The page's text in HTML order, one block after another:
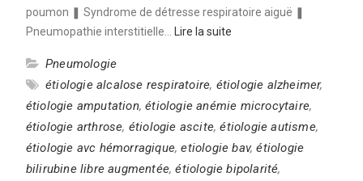
poumon ❚ Syndrome de détresse respiratoire aiguë ❚
Pneumopathie interstitielle…
Lire la suite
Pneumologie
étiologie alcalose respiratoire, étiologie alzheimer,
étiologie amputation,étiologie anémie microcytaire,
étiologie arthrose, étiologie ascite,étiologie autisme,
étiologie avc hémorragique,etiologie bav,étiologie
bilirubine libre augmentée,étiologie bipolarité,